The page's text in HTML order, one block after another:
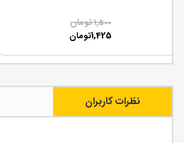
1,500تومان
1,425تومان
نظرات کاربران